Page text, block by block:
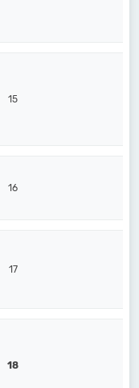
15
16
17
18